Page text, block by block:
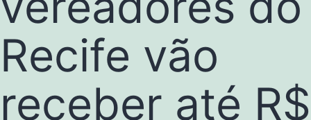
Recife vão
receber até R$